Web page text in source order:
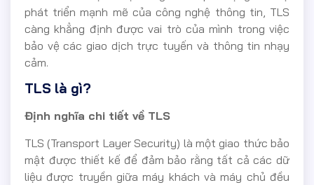
phát triển mạnh mẽ của công nghệ thông tin, TLS
càng khẳng định được vai trò của mình trong việc
bảo vệ các giao dịch trực tuyến và thông tin nhạy
cảm.
TLS là gì?
Định nghĩa chi tiết về TLS
TLS (Transport Layer Security) là một giao thức bảo
mật được thiết kế để đảm bảo rằng tất cả các dữ
liệu được truyền giữa máy khách và máy chủ đều